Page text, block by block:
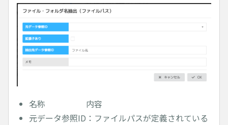
名称 内容
元データ参照ID：ファイルパスが定義されている